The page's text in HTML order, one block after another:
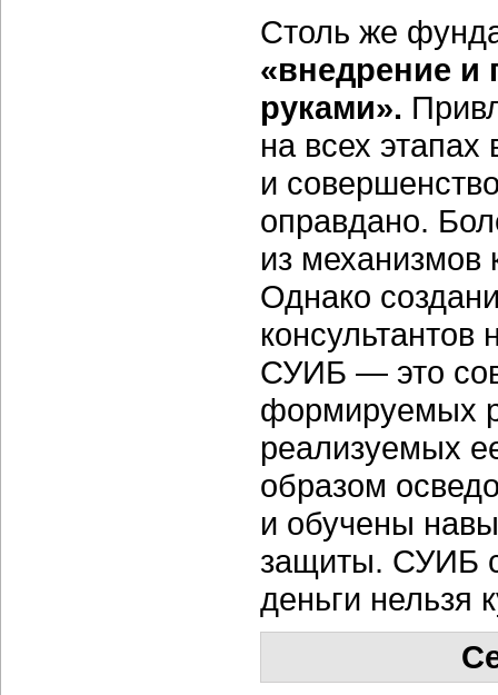
Столь же
«внедрение
руками».
на всех этапах
и
оправдано.
из механизмов
Однако
СУИБ — это
формируемых
реализуемых
образом
и обучены
защиты. СУИБ
деньги нельзя